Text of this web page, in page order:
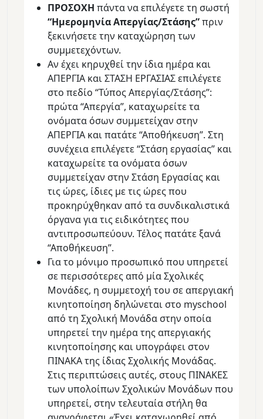
ΠΡΟΣΟΧΗ πάντα να επιλέγετε τη σωστή
“Ημερομηνία Απεργίας/Στάσης”πριν
ξεκινήσετε την καταχώρηση των
συμμετεχόντων.
Αν έχει κηρυχθεί την ίδια ημέρα και
ΑΠΕΡΓΙΑ και ΣΤΑΣΗ ΕΡΓΑΣΙΑΣ επιλέγετε
στο πεδίο “Τύπος Απεργίας/Στάσης”:
πρώτα “Απεργία”, καταχωρείτε τα
ονόματα όσων συμμετείχαν στην
ΑΠΕΡΓΙΑ και πατάτε “Αποθήκευση”. Στη
συνέχεια επιλέγετε “Στάση εργασίας” και
καταχωρείτε τα ονόματα όσων
συμμετείχαν στην Στάση Εργασίας και
τις ώρες, ίδιες με τις ώρες που
προκηρύχθηκαν από τα συνδικαλιστικά
όργανα για τις ειδικότητες που
αντιπροσωπεύουν. Τέλος πατάτε ξανά
“Αποθήκευση”.
Για το μόνιμο προσωπικό που υπηρετεί
σε περισσότερες από μία Σχολικές
Μονάδες, η συμμετοχή του σε απεργιακή
κινητοποίηση δηλώνεται στο myschool
από τη Σχολική Μονάδα στην οποία
υπηρετεί την ημέρα της απεργιακής
κινητοποίησης και υπογράφει στον
ΠΙΝΑΚΑ της ίδιας Σχολικής Μονάδας.
Στις περιπτώσεις αυτές, στους ΠΙΝΑΚΕΣ
των υπολοίπων Σχολικών Μονάδων που
υπηρετεί, στην τελευταία στήλη θα